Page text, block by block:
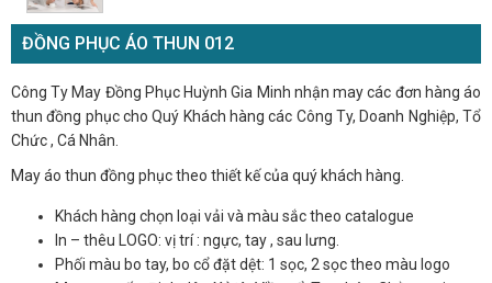
ĐỒNG PHỤC ÁO THUN 012
Công Ty May Đồng Phục Huỳnh Gia Minh nhận may các đơn hàng áo
thun đồng phục cho Quý Khách hàng các Công Ty, Doanh Nghiệp, Tổ
Chức , Cá Nhân.
May áo thun đồng phục theo thiết kế của quý khách hàng.
Khách hàng chọn loại vải và màu sắc theo catalogue
In – thêu LOGO: vị trí : ngực, tay , sau lưng.
Phối màu bo tay, bo cổ đặt dệt: 1 sọc, 2 sọc theo màu logo